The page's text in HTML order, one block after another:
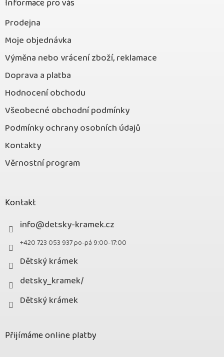
Informace pro vás
Prodejna
Moje objednávka
Výměna nebo vrácení zboží, reklamace
Doprava a platba
Hodnocení obchodu
Všeobecné obchodní podmínky
Podmínky ochrany osobních údajů
Kontakty
Věrnostní program
Kontakt
info@detsky-kramek.cz
+420 723 053 937 po-pá 9:00-17:00
Dětský krámek
detsky_kramek/
Dětský krámek
Přijímáme online platby